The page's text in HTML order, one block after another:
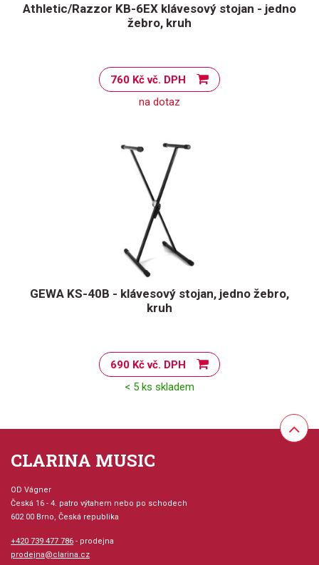
Athletic/Razzor KB-6EX klávesový stojan - jedno
žebro, kruh
760 Kč vč. DPH
na dotaz
GEWA KS-40B - klávesový stojan, jedno žebro,
kruh
690 Kč vč. DPH
< 5 ks skladem
CLARINA MUSIC
OD Vágner
Česká 16 - 4. patro výtahem nebo po schodech
602 00 Brno, Česká republika
+420 739 477 786 - prodejna
prodejna@clarina.cz